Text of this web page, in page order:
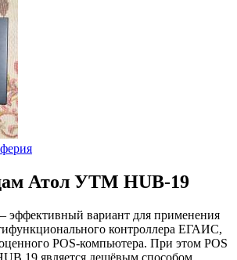
Атол УТМ HUB-19
вариант для применения
контроллера ЕГАИС,
POS-компьютера. При этом POS
19 является дешёвым способом